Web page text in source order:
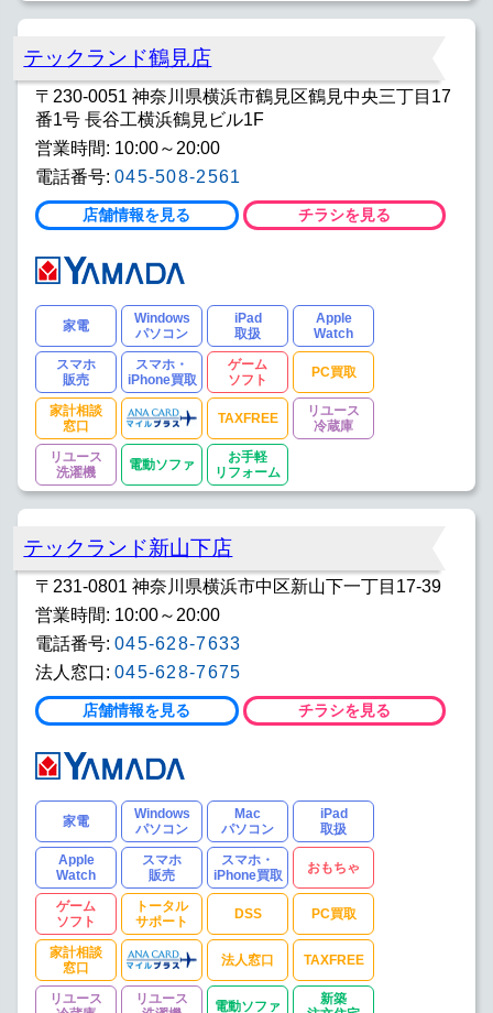
テックランド鶴見店
〒230-0051 神奈川県横浜市鶴見区鶴見中央三丁目17
番1号 長谷工横浜鶴見ビル1F
営業時間: 10:00～20:00
電話番号: 045-508-2561
店舗情報を見る チラシを見る
家電
Windows
パソコン
iPad
取扱
Apple
Watch
スマホ
販売
スマホ・
iPhone買取
ゲーム
ソフト
PC買取
家計相談
窓口
TAXFREE
リユース
冷蔵庫
リユース
洗濯機
電動ソファ
お手軽
リフォーム
テックランド新山下店
〒231-0801 神奈川県横浜市中区新山下一丁目17-39
営業時間: 10:00～20:00
電話番号: 045-628-7633
法人窓口: 045-628-7675
店舗情報を見る チラシを見る
家電
Windows
パソコン
Mac
パソコン
iPad
取扱
Apple
Watch
スマホ
販売
スマホ・
iPhone買取
おもちゃ
ゲーム
ソフト
トータル
サポート
DSS PC買取
家計相談
窓口
法人窓口 TAXFREE
リユース
リユース
電動ソファ
新築